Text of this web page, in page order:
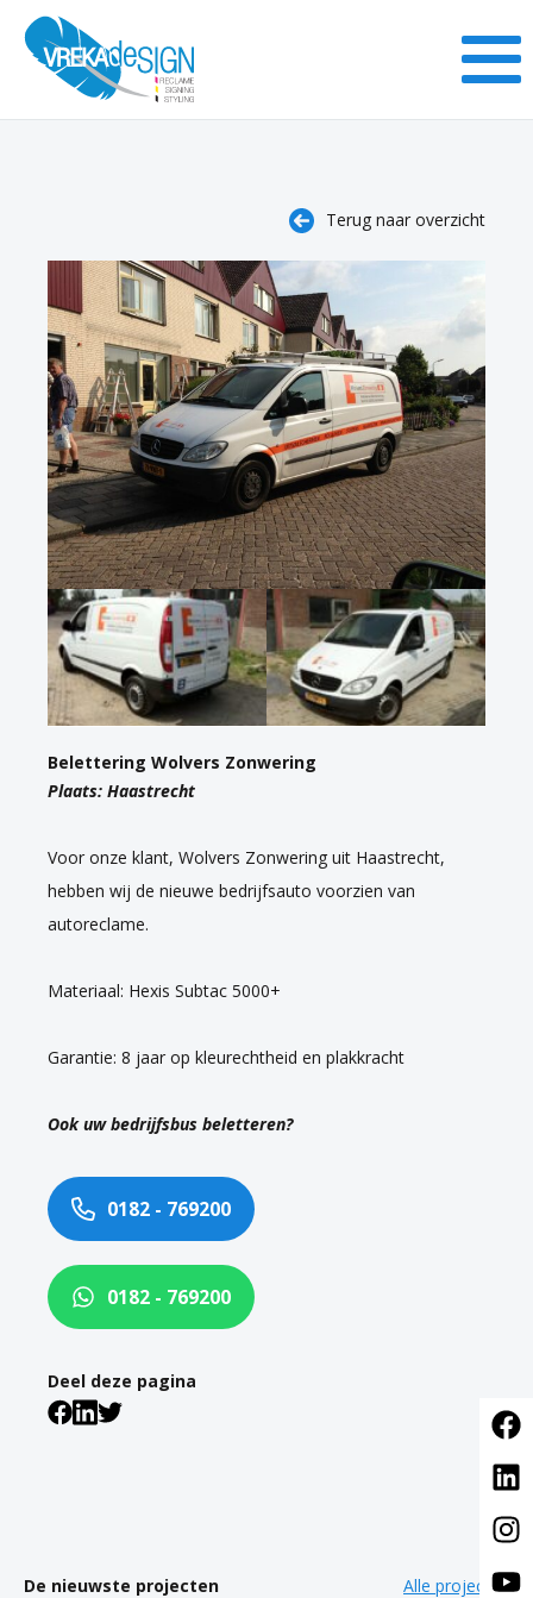
Terug naar overzicht
Belettering Wolvers Zonwering
Plaats: Haastrecht
Voor onze klant, Wolvers Zonwering uit Haastrecht,
hebben wij de nieuwe bedrijfsauto voorzien van
autoreclame.
Materiaal: Hexis Subtac 5000+
Garantie: 8 jaar op kleurechtheid en plakkracht
Ook uw bedrijfsbus beletteren?
0182 - 769200
0182 - 769200
Deel deze pagina
De nieuwste projecten Alle projecten